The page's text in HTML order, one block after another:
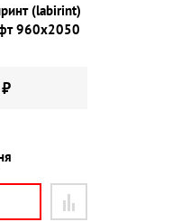
(labirint)
960х2050